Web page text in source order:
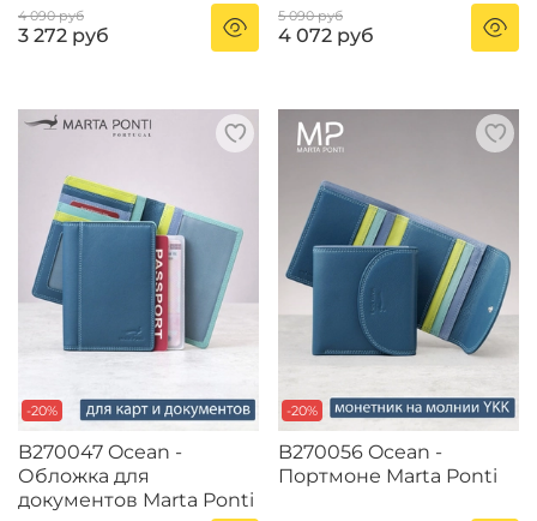
4 090 руб
3 272 руб
5 090 руб
4 072 руб
-20%
B270047 Ocean -
Обложка для
документов Marta Ponti
-20%
B270056 Ocean -
Портмоне Marta Ponti